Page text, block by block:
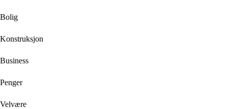
Bolig
Konstruksjon
Business
Penger
Velvære